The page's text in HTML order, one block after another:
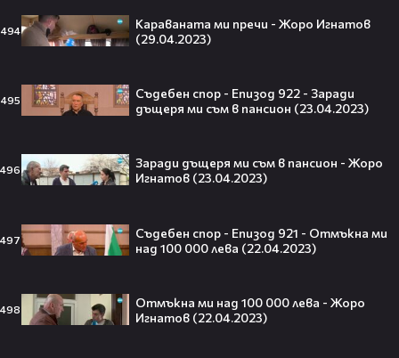
494
Караваната ми пречи - Жоро Игнатов
(29.04.2023)
495
Съдебен спор - Епизод 922 - Заради
дъщеря ми съм в пансион (23.04.2023)
496
Заради дъщеря ми съм в пансион - Жоро
Игнатов (23.04.2023)
497
Съдебен спор - Епизод 921 - Отмъкна ми
над 100 000 лева (22.04.2023)
498
Отмъкна ми над 100 000 лева - Жоро
Игнатов (22.04.2023)
четворка? Майлс Телър
проговаря десетилетие по-късно
се превърна в световна икона🤩🎂
„Ако ги имаш, провалът е
гарантиран“🧐💥